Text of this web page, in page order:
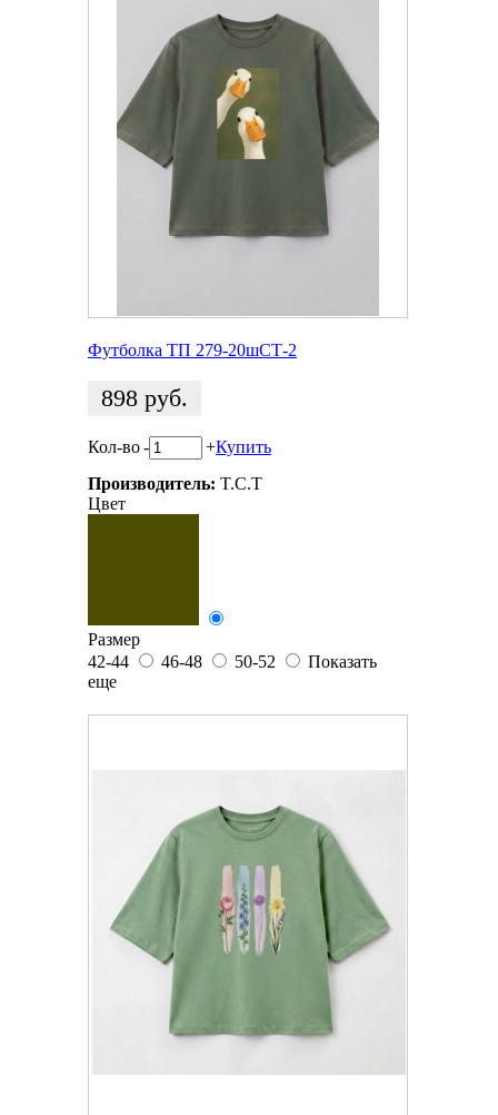
Футболка ТП 279-20шСТ-2
898 руб.
Кол-во- +Купить
Производитель: T.C.T
Цвет
Размер
42-44
46-48 50-52
Показать
еще